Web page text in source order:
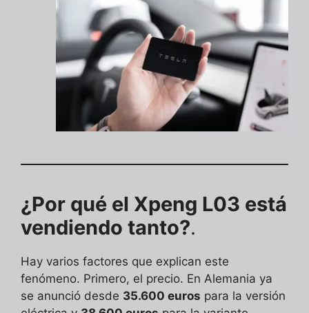
¿Por qué el Xpeng L03 está
vendiendo tanto?.
Hay varios factores que explican este
fenómeno. Primero, el precio. En Alemania ya
se anunció desde 35.600 euros para la versión